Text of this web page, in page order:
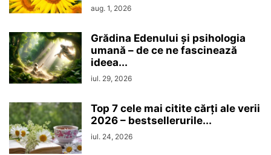
aug. 1, 2026
Grădina Edenului și psihologia
umană – de ce ne fascinează
ideea...
iul. 29, 2026
Top 7 cele mai citite cărți ale verii
2026 – bestsellerurile...
iul. 24, 2026